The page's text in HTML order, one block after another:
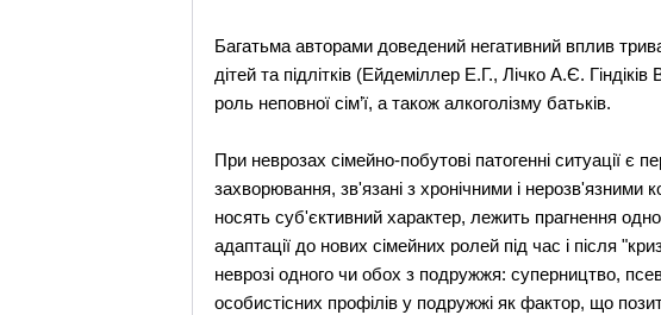
Багатьма авторами доведений негативний вплив
дітей та підлітків (Ейдеміллер Е.Г., Лічко А.Є.
роль неповної сім’ї, а також алкоголізму батьків.
При неврозах сімейно-побутові патогенні ситуації
захворювання, зв'язані з хронічними і
носять суб'єктивний характер, лежить прагнення
адаптації до нових сімейних ролей під час і після
неврозі одного чи обох з подружжя: суперництво,
особистісних профілів у подружжі як фактор, що